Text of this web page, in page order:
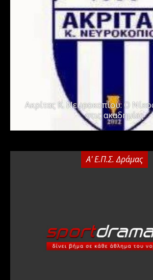
Ακρίτας Κ. Νευροκοπίου: Ο
στις ακαδημίες
Α' Ε.Π.Σ. Δράμας